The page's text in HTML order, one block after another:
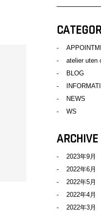
atelier uten
BLOG
NEWS
WS
ARCHIVE
2023年9月
2022年6月
2022年5月
2022年4月
2022年3月